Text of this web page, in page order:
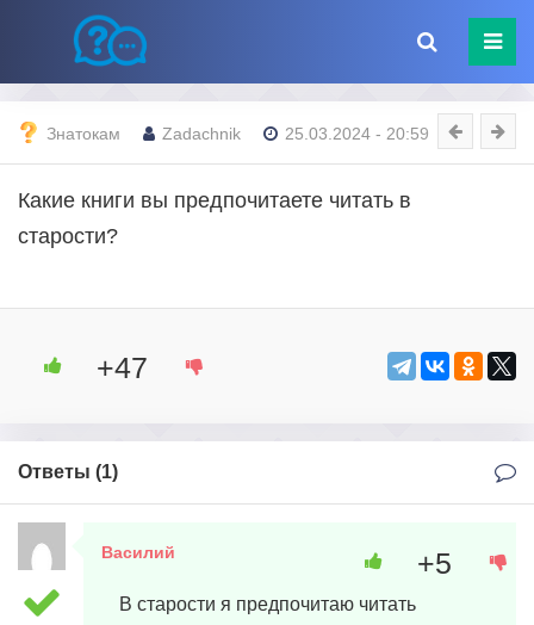
Знатокам Zadachnik 25.03.2024 - 20:59
Какие книги вы предпочитаете читать в
старости?
+47
Ответы (1)
Василий
В старости я предпочитаю читать
+5